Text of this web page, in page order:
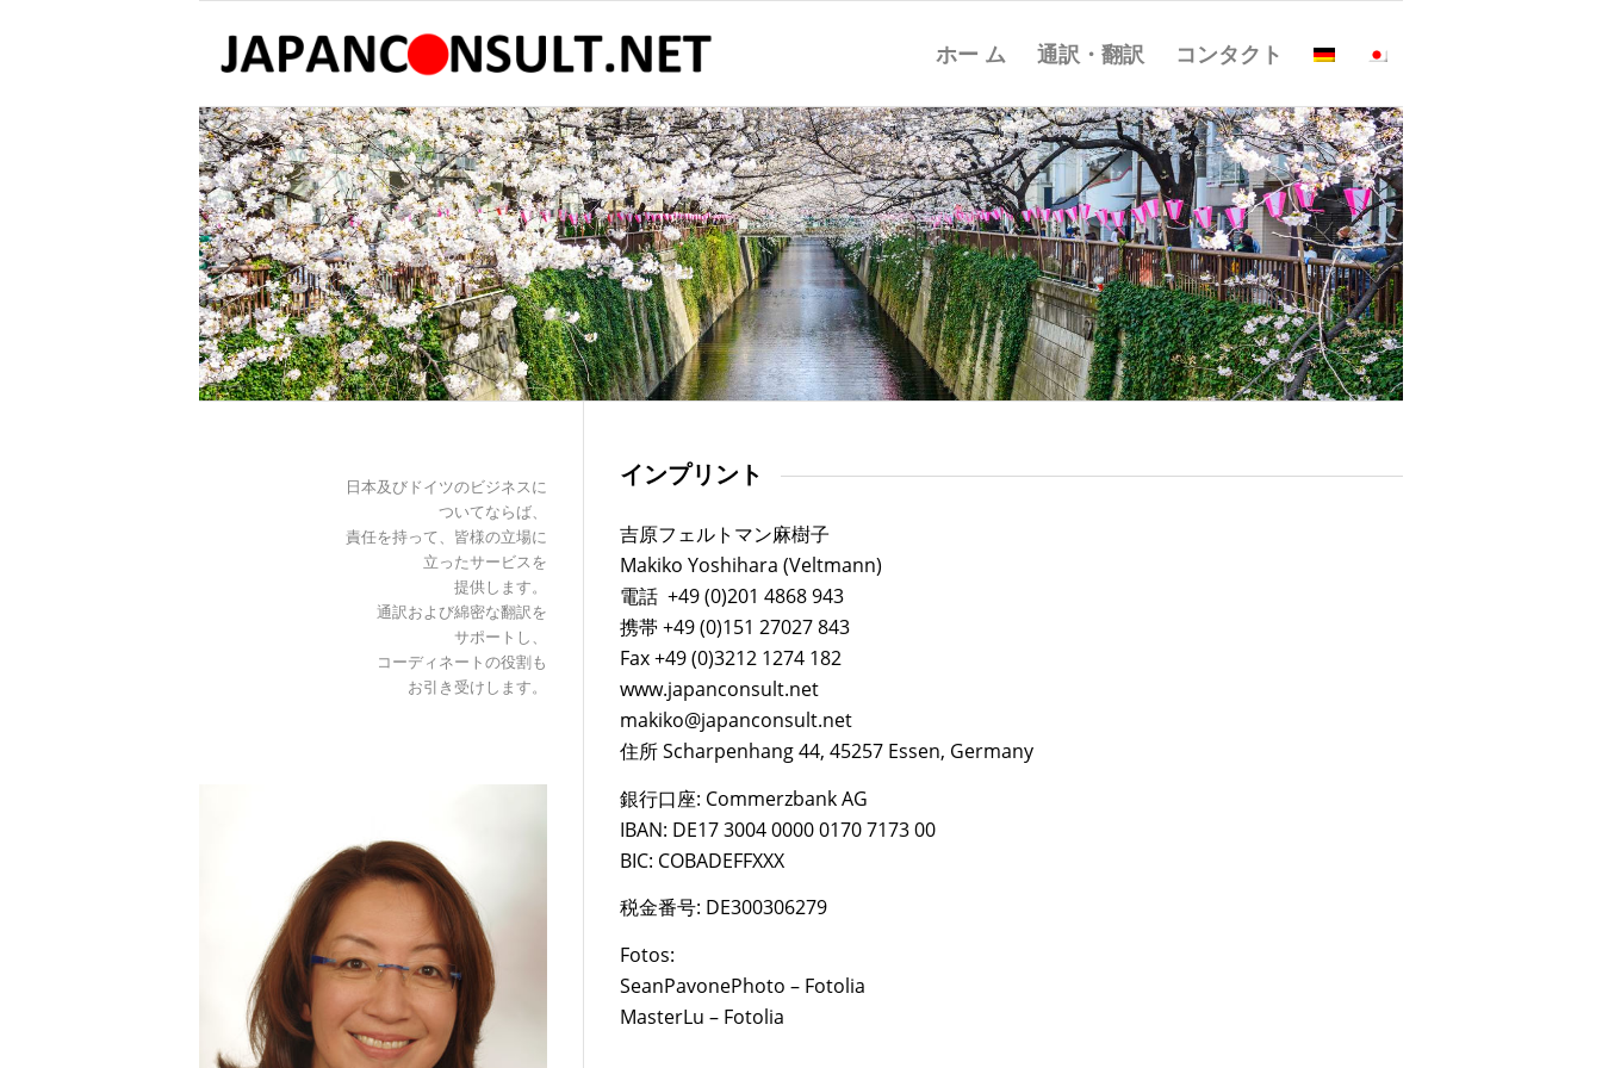
ホー ム 通訳・翻訳 コンタクト
インプリント
吉原フェルトマン麻樹子
Makiko Yoshihara (Veltmann)
電話 +49 (0)201 4868 943
携帯 +49 (0)151 27027 843
Fax +49 (0)3212 1274 182
www.japanconsult.net
makiko@japanconsult.net
住所 Scharpenhang 44, 45257 Essen, Germany
銀行口座: Commerzbank AG
IBAN: DE17 3004 0000 0170 7173 00
BIC: COBADEFFXXX
税金番号: DE300306279
Fotos:
SeanPavonePhoto – Fotolia
MasterLu – Fotolia
日本及びドイツのビジネスに
ついてならば、
責任を持って、皆様の立場に
立ったサービスを
提供します。
通訳および綿密な翻訳を
サポートし、
コーディネートの役割も
お引き受けします。